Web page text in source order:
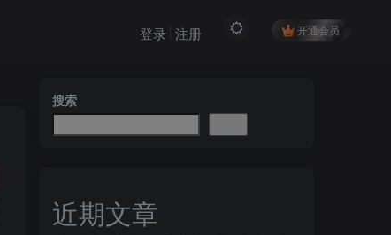
开通会员
登录 注册
搜索
近期文章